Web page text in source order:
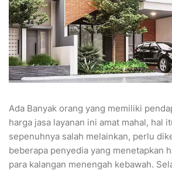
Ada Banyak orang yang memiliki
harga jasa layanan ini amat mahal, hal
sepenuhnya salah melainkan, perlu
beberapa penyedia yang menetapkan
para kalangan menengah kebawah.